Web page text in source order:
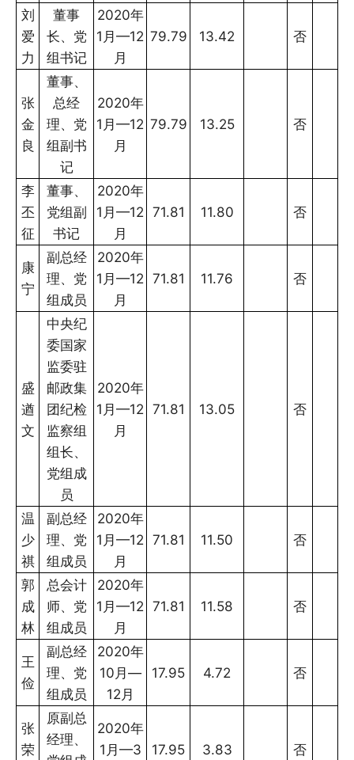
刘
爱
力
董事
长、党
组书记
2020年
1月—12
月
79.79 13.42 否
张
金
良
董事、
总经
理、党
组副书
记
2020年
1月—12
月
79.79 13.25 否
李
丕
征
董事、
党组副
书记
2020年
1月—12
月
71.81 11.80 否
康
宁
副总经
理、党
组成员
2020年
1月—12
月
71.81 11.76 否
盛
遒
文
中央纪
委国家
监委驻
邮政集
团纪检
监察组
组长、
党组成
员
2020年
1月—12
月
71.81 13.05 否
温
少
祺
副总经
理、党
组成员
2020年
1月—12
月
71.81 11.50 否
郭
成
林
总会计
师、党
组成员
2020年
1月—12
月
71.81 11.58 否
王
俭
副总经
理、党
组成员
2020年
10月—
12月
17.95 4.72 否
张
荣
原副总
经理、
2020年
1月—3
17.95 3.83 否